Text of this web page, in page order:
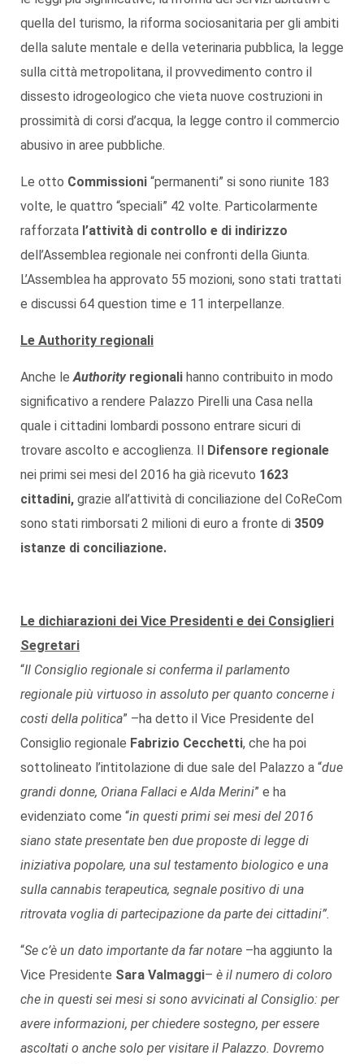
quella del turismo, la riforma sociosanitaria per gli ambiti
della salute mentale e della veterinaria pubblica, la legge
sulla città metropolitana, il provvedimento contro il
dissesto idrogeologico che vieta nuove costruzioni in
prossimità di corsi d’acqua, la legge contro il commercio
abusivo in aree pubbliche.
Le otto Commissioni “permanenti” si sono riunite 183
volte, le quattro “speciali” 42 volte. Particolarmente
rafforzata l’attività di controllo e di indirizzo
dell’Assemblea regionale nei confronti della Giunta.
L’Assemblea ha approvato 55 mozioni, sono stati trattati
e discussi 64 question time e 11 interpellanze.
Le Authority regionali
Anche leAuthority regionali hanno contribuito in modo
significativo a rendere Palazzo Pirelli una Casa nella
quale i cittadini lombardi possono entrare sicuri di
trovare ascolto e accoglienza. Il Difensore regionale
nei primi sei mesi del 2016 ha già ricevuto 1623
cittadini, grazie all’attività di conciliazione del CoReCom
sono stati rimborsati 2 milioni di euro a fronte di 3509
istanze di conciliazione.
Le dichiarazioni dei Vice Presidenti e dei Consiglieri
Segretari
“Il Consiglio regionale si conferma il parlamento
regionale più virtuoso in assoluto per quanto concerne i
costi della politica” –ha detto il Vice Presidente del
Consiglio regionale Fabrizio Cecchetti, che ha poi
sottolineato l’intitolazione di due sale del Palazzo a “due
grandi donne, Oriana Fallaci e Alda Merini” e ha
evidenziato come “in questi primi sei mesi del 2016
siano state presentate ben due proposte di legge di
iniziativa popolare, una sul testamento biologico e una
sulla cannabis terapeutica, segnale positivo di una
ritrovata voglia di partecipazione da parte dei cittadini”.
“Se c’è un dato importante da far notare –ha aggiunto la
Vice Presidente Sara Valmaggi– è il numero di coloro
che in questi sei mesi si sono avvicinati al Consiglio: per
avere informazioni, per chiedere sostegno, per essere
ascoltati o anche solo per visitare il Palazzo. Dovremo